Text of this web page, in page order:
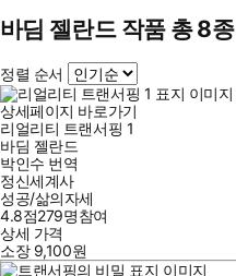
바딤 젤란드 작품 총 8종
정렬 순서
상세페이지 바로가기
리얼리티 트랜서핑 1
바딤 젤란드
박인수 번역
정신세계사
성공/삶의자세
4.8점279명참여
상세 가격
소장 9,100원